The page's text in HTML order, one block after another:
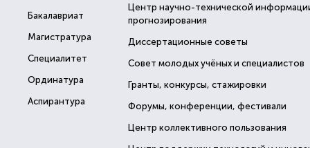
Бакалавриат
Магистратура
Специалитет
Ординатура
Аспирантура
Центр научно-технической
прогнозирования
Диссертационные советы
Совет молодых учёных и специалистов
Гранты, конкурсы, стажировки
Форумы, конференции, фестивали
Центр коллективного пользования